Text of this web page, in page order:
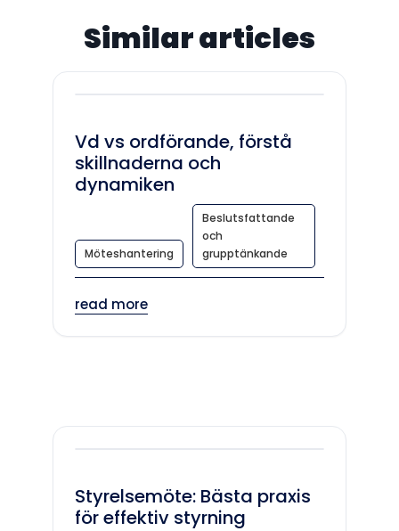
Similar articles
Vd vs ordförande, förstå
skillnaderna och
dynamiken
Möteshantering
Beslutsfattande
och
grupptänkande
read more
Styrelsemöte: Bästa praxis
för effektiv styrning